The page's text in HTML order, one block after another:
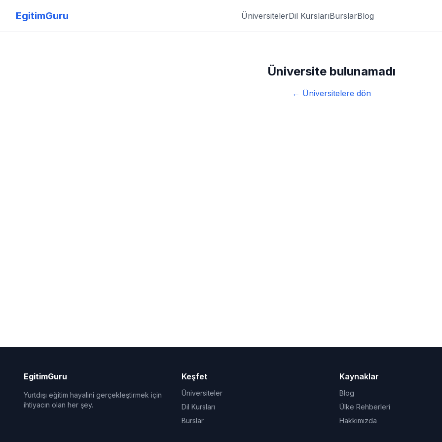
EgitimGuru ÜniversitelerDil KurslarıBurslarBlog
Üniversite bulunamadı
← Üniversitelere dön
EgitimGuru
Yurtdışı eğitim hayalini gerçekleştirmek için
ihtiyacın olan her şey.
Keşfet
Üniversiteler
Dil Kursları
Burslar
Kaynaklar
Blog
Ülke Rehberleri
Hakkımızda